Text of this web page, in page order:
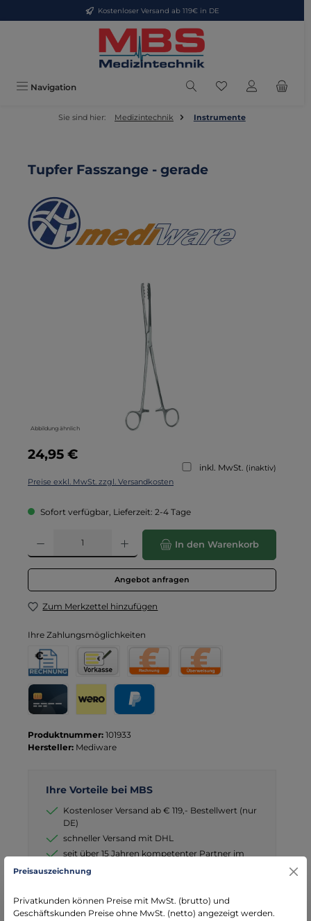
Zum Hauptinhalt springenKostenloser Versand ab 119€ in DE
Navigation Du hast 0
Sie sind hier: Medizintechnik Instrumente
Tupfer Fasszange - gerade
Abbildung ähnlich
Regulärer Preis:
24,95 €
inkl. MwSt. (inaktiv)
Preise exkl. MwSt. zzgl. Versandkosten
Sofort verfügbar, Lieferzeit: 2-4 Tage
Produkt Anzahl: Gib den gewünschten Wert ein oder benutze die
In den Warenkorb
Angebot anfragen
Zum Merkzettel hinzufügen
Ihre Zahlungsmöglichkeiten
Rechnung
Rechnung für Behörden
Vorkasse
Produktnummer: 101933
Hersteller: Mediware
Ihre Vorteile bei MBS
Kostenloser Versand ab € 119,- Bestellwert (nur
DE)
schneller Versand mit DHL
seit über 15 Jahren kompetenter Partner im
Bereich Notfallmedizin
Preisauszeichnung
Privatkunden können Preise mit MwSt. (brutto) und
Geschäftskunden Preise ohne MwSt. (netto) angezeigt werden.